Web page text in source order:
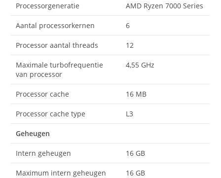
Processorgeneratie AMD Ryzen 7000 Series
Aantal processorkernen 6
Processor aantal threads 12
Maximale turbofrequentie
van processor
4,55 GHz
Processor cache 16 MB
Processor cache type L3
Geheugen
Intern geheugen 16 GB
Maximum intern geheugen 16 GB